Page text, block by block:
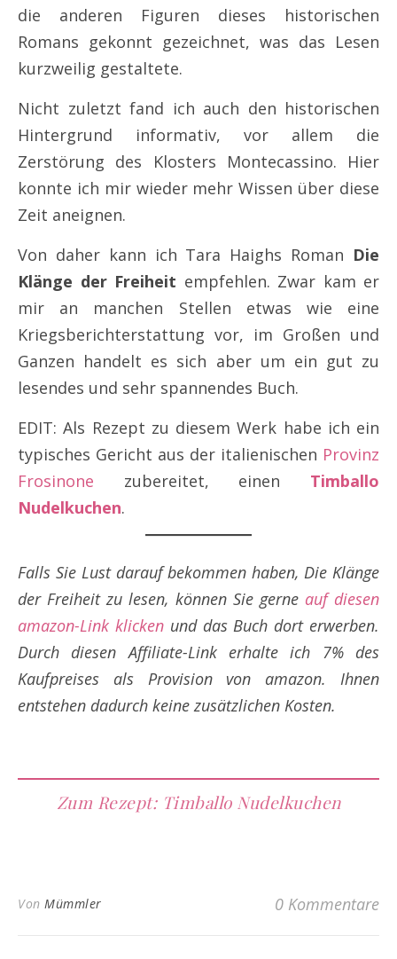
die anderen Figuren dieses historischen
Romans gekonnt gezeichnet, was das Lesen
kurzweilig gestaltete.
Nicht zuletzt fand ich auch den historischen
Hintergrund informativ, vor allem die
Zerstörung des Klosters Montecassino. Hier
konnte ich mir wieder mehr Wissen über diese
Zeit aneignen.
Von daher kann ich Tara Haighs Roman Die
Klänge der Freiheit empfehlen. Zwar kam er
mir an manchen Stellen etwas wie eine
Kriegsberichterstattung vor, im Großen und
Ganzen handelt es sich aber um ein gut zu
lesendes und sehr spannendes Buch.
EDIT: Als Rezept zu diesem Werk habe ich ein
typisches Gericht aus der italienischen Provinz
Frosinone zubereitet, einen Timballo
Nudelkuchen.
Falls Sie Lust darauf bekommen haben, Die Klänge
der Freiheit zu lesen, können Sie gerne auf diesen
amazon-Link klickenund das Buch dort erwerben.
Durch diesen Affiliate-Link erhalte ich 7% des
Kaufpreises als Provision von amazon. Ihnen
entstehen dadurch keine zusätzlichen Kosten.
Zum Rezept: Timballo Nudelkuchen
Von Mümmler 0 Kommentare